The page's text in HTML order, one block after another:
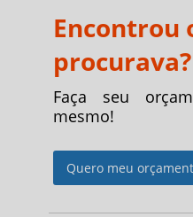
Encontrou
procurava?
Faça seu
mesmo!
Quero meu